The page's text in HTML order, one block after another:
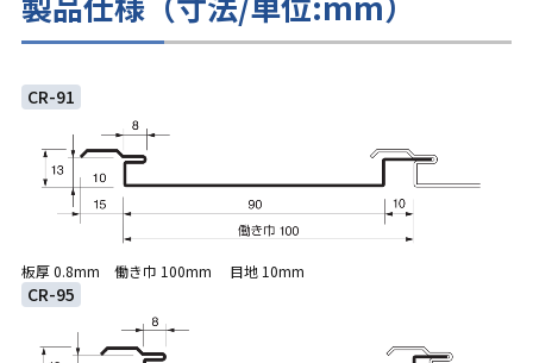
CR-91
板厚 0.8mm 働き巾 100mm 目地 10mm
CR-95